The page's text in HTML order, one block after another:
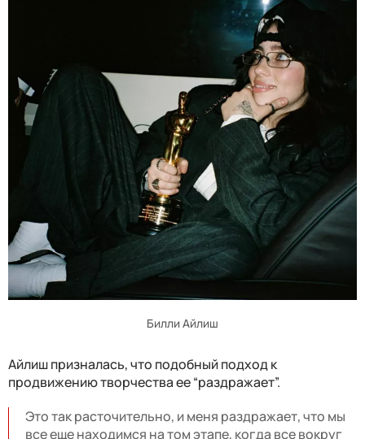
Билли Айлиш
Айлиш призналась, что подобный подход к
продвижению творчества ее “раздражает”.
Это так расточительно, и меня раздражает, что мы
все еще находимся на том этапе, когда все вокруг